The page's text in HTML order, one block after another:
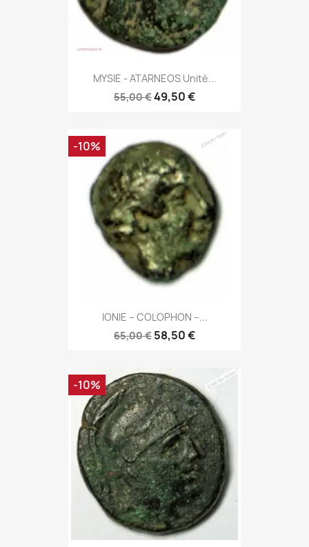
MYSIE - ATARNEOS Unité...
55,00 €49,50 €
IONIE – COLOPHON –...
65,00 € 58,50 €
-10%
-10%